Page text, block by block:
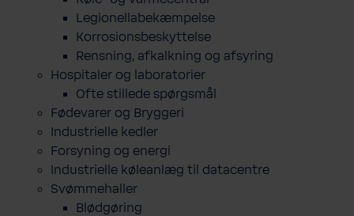
Legionellabekæmpelse
Korrosionsbeskyttelse
Rensning, afkalkning og afsyring
Hospitaler og laboratorier
Ofte stillede spørgsmål
Fødevarer og Bryggeri
Industrielle kedler
Forsyning og energi
Industrielle køleanlæg til datacentre
Svømmehaller
Blødgøring